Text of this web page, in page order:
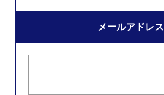
メールアドレス